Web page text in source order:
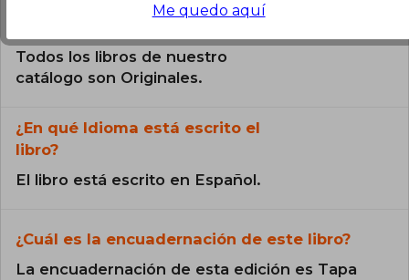
Todos los libros de nuestro
catálogo son Originales.
¿En qué Idioma está escrito el
libro?
El libro está escrito en Español.
¿Cuál es la encuadernación de este libro?
La encuadernación de esta edición es Tapa
Me quedo aquí